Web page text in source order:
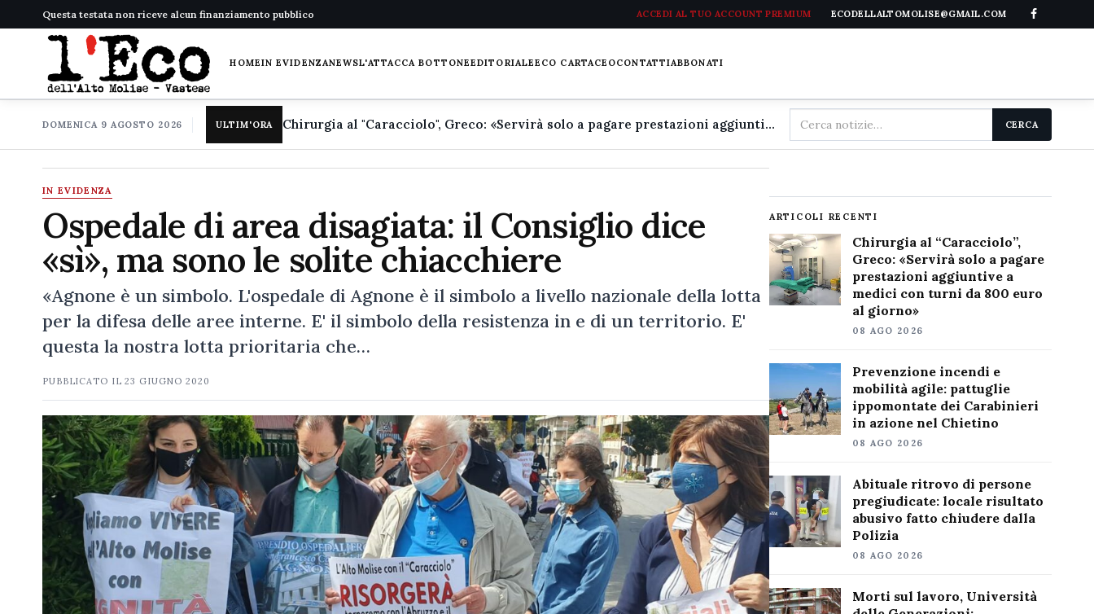
Questa testata non riceve alcun finanziamento pubblico ACCEDI AL TUO ACCOUNT PREMIUM ECODELLALTOMOLISE@GMAIL.COM
HOMEIN EVIDENZANEWSL'ATTACCA BOTTONEEDITORIALEECO CARTACEOCONTATTIABBONATI
DOMENICA 9 AGOSTO 2026 ULTIM'ORA Chirurgia al "Caracciolo", Greco: «Servirà solo a pagare prestazioni aggiuntive a medici con turni da 800 euro al giorno»
Cerca
nel
CERCA
IN EVIDENZA
Ospedale di area disagiata: il Consiglio dice
«sì», ma sono le solite chiacchiere
«Agnone è un simbolo. L'ospedale di Agnone è il simbolo a livello nazionale della lotta
per la difesa delle aree interne. E' il simbolo della resistenza in e di un territorio. E'
questa la nostra lotta prioritaria che…
PUBBLICATO IL23 GIUGNO 2020
ARTICOLI RECENTI
Chirurgia al “Caracciolo”,
Greco: «Servirà solo a pagare
prestazioni aggiuntive a
medici con turni da 800 euro
al giorno»
08 AGO 2026
Prevenzione incendi e
mobilità agile: pattuglie
ippomontate dei Carabinieri
in azione nel Chietino
08 AGO 2026
Abituale ritrovo di persone
pregiudicate: locale risultato
abusivo fatto chiudere dalla
Polizia
08 AGO 2026
Morti sul lavoro, Università